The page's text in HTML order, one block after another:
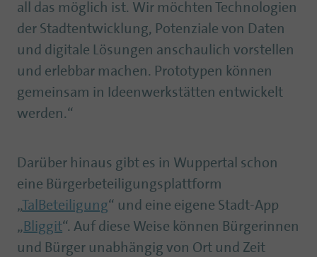
all das möglich ist. Wir möchten Technologien
der Stadtentwicklung, Potenziale von Daten
und digitale Lösungen anschaulich vorstellen
und erlebbar machen. Prototypen können
gemeinsam in Ideenwerkstätten entwickelt
werden.“
Darüber hinaus gibt es in Wuppertal schon
eine Bürgerbeteiligungsplattform
„TalBeteiligung“ und eine eigene Stadt-App
„ Bliggit“. Auf diese Weise können Bürgerinnen
und Bürger unabhängig von Ort und Zeit